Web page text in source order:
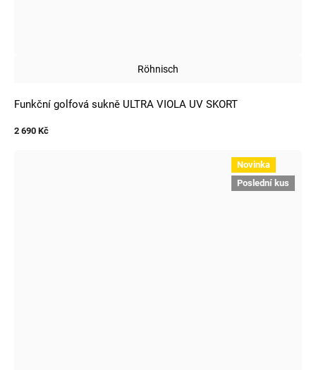
Röhnisch
Funkční golfová sukně ULTRA VIOLA UV SKORT
2 690 Kč
Novinka
Poslední kus